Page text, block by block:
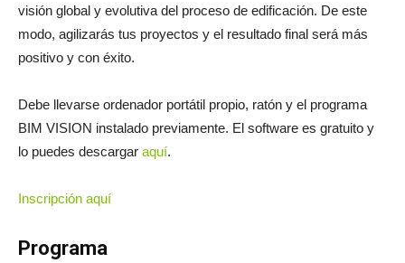
visión global y evolutiva del proceso de edificación. De este
modo, agilizarás tus proyectos y el resultado final será más
positivo y con éxito.
Debe llevarse ordenador portátil propio, ratón y el programa
BIM VISION instalado previamente. El software es gratuito y
lo puedes descargar aquí.
Inscripción aquí
Programa